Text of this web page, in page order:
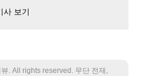
사 보기
. All rights reserved. 무단 전재,